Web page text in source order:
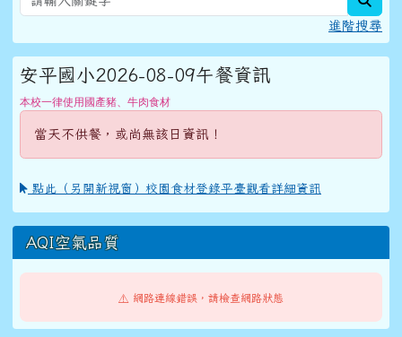
進階搜尋
安平國小2026-08-09午餐資訊
本校一律使用國產豬、牛肉食材
當天不供餐，或尚無該日資訊！
點此（另開新視窗）校園食材登錄平臺觀看詳細資訊
AQI空氣品質
⚠️ 網路連線錯誤，請檢查網路狀態